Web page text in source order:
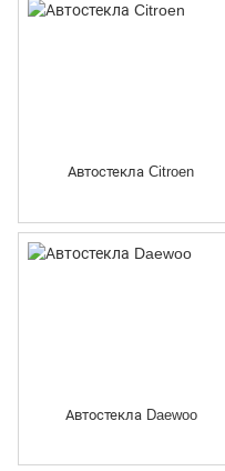
Автостекла Citroen
Автостекла Daewoo